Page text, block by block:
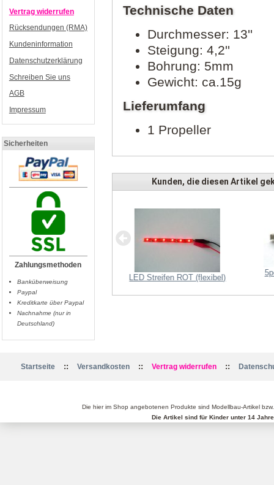
Vertrag widerrufen
Rücksendungen (RMA)
Kundeninformation
Datenschutzerklärung
Schreiben Sie uns
AGB
Impressum
Sicherheiten
Zahlungsmethoden
Banküberweisung
Paypal
Kreditkarte über Paypal
Nachnahme (nur in
Deutschland)
Technische Daten
Durchmesser: 13''
Steigung: 4,2''
Bohrung: 5mm
Gewicht: ca.15g
Lieferumfang
1 Propeller
Kunden, die diesen Artikel
I2C-Bus Splitter
LED Streifen ROT (flexibel)
Startseite :: Versandkosten :: Vertrag widerrufen ::
Die hier im Shop angebotenen Produkte sind Modellbau-Artikel
Die Artikel sind für Kinder unter 14